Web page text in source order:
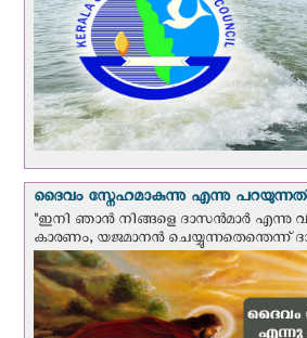
ദൈവം സ്നേഹമാകുന്നു എന്നു
"ഇനി ഞാന്‍ നിങ്ങളെ ദാസന്‍മാര്‍ എന്നു
കാരണം, യജമാനന്‍ ചെയ്യുന്നതെന്തെന്ന്